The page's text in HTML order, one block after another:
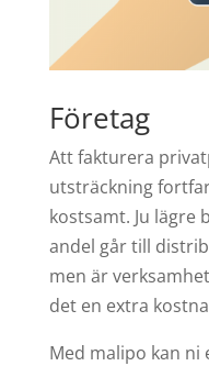
Företag
Att fakturera
utsträckning
kostsamt. Ju lägre
andel går till
men är
det en extra
Med malipo kan ni